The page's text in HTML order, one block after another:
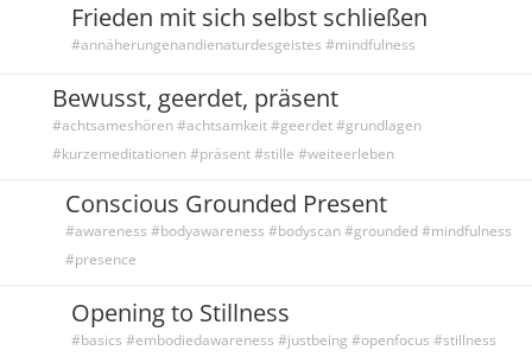
Frieden mit sich selbst schließen
#annäherungenandienaturdesgeistes #mindfulness
Bewusst, geerdet, präsent
#achtsameshören #achtsamkeit #geerdet #grundlagen
#kurzemeditationen #präsent #stille #weiteerleben
Conscious Grounded Present
#awareness #bodyawareness #bodyscan #grounded #mindfulness
#presence
Opening to Stillness
#basics #embodiedawareness #justbeing #openfocus #stillness